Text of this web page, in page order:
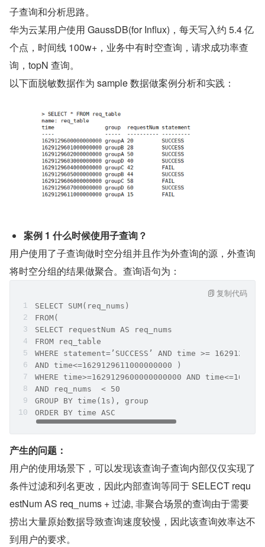
子查询和分析思路。
华为云某用户使用 GaussDB(for Influx)，每天写入约 5.4 亿
个点，时间线 100w+，业务中有时空查询，请求成功率查
询，topN 查询。
以下面脱敏数据作为 sample 数据做案例分析和实践：
案例 1 什么时候使用子查询？
用户使用了子查询做时空分组并且作为外查询的源，外查询
将时空分组的结果做聚合。查询语句为：
SELECT SUM(req_nums)
FROM(
SELECT requestNum AS req_nums
FROM req_table
WHERE statement=’SUCCESS’ AND time >=
AND time<=1629129611000000000 )
WHERE time>=1629129600000000000 AND
AND req_nums  < 50
GROUP BY time(1s), group
ORDER BY time ASC
复制代码
产生的问题：
用户的使用场景下，可以发现该查询子查询内部仅仅实现了
条件过滤和列名更改，因此内部查询等同于 SELECT requ
estNum AS req_nums + 过滤, 非聚合场景的查询由于需要
捞出大量原始数据导致查询速度较慢，因此该查询效率达不
到用户的要求。